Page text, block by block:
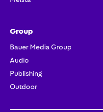
Group
Bauer Media Group
Audio
Publishing
Outdoor